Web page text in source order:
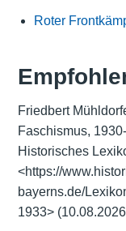
Roter
Friedbert
Faschismus,
Historisches
<https://
bayerns.de/
1933>